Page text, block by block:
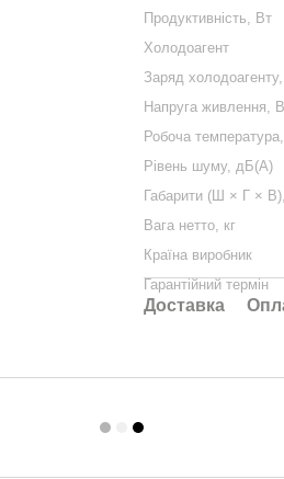
Продуктивність, Вт
Холодоагент
Заряд холодоагенту,
Напруга живлення,
Робоча
Рівень шуму, дБ(А)
Габарити (Ш × Г ×
Вага нетто, кг
Країна виробник
Гарантійний термін
Доставка